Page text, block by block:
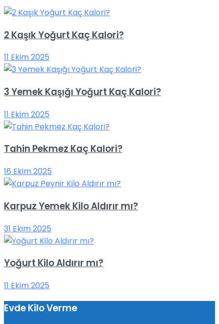
2 Kaşık Yoğurt Kaç Kalori?
11 Ekim 2025
3 Yemek Kaşığı Yoğurt Kaç Kalori?
11 Ekim 2025
Tahin Pekmez Kaç Kalori?
16 Ekim 2025
Karpuz Yemek Kilo Aldırır mı?
31 Ekim 2025
Yoğurt Kilo Aldırır mı?
11 Ekim 2025
Evde Kilo Verme